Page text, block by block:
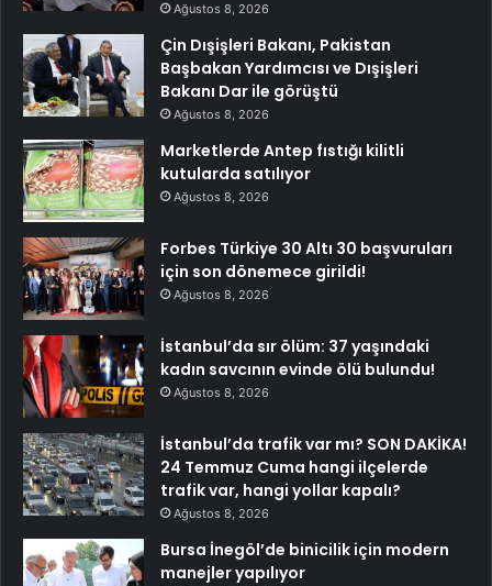
Ağustos 8, 2026
Çin Dışişleri Bakanı, Pakistan
Başbakan Yardımcısı ve Dışişleri
Bakanı Dar ile görüştü
Ağustos 8, 2026
Marketlerde Antep fıstığı kilitli
kutularda satılıyor
Ağustos 8, 2026
Forbes Türkiye 30 Altı 30 başvuruları
için son dönemece girildi!
Ağustos 8, 2026
İstanbul’da sır ölüm: 37 yaşındaki
kadın savcının evinde ölü bulundu!
Ağustos 8, 2026
İstanbul’da trafik var mı? SON DAKİKA!
24 Temmuz Cuma hangi ilçelerde
trafik var, hangi yollar kapalı?
Ağustos 8, 2026
Bursa İnegöl’de binicilik için modern
manejler yapılıyor